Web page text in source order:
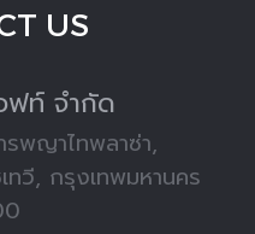
US
ฟท์ จำกัด
รพญาไทพลาซ่า,
ทวี, กรุงเทพมหานคร